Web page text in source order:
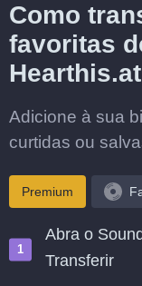
Como
favoritas
Adicione à sua
curtidas ou
Premium
Abra o
Transferir